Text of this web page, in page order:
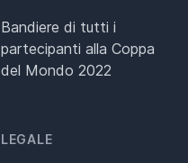
Bandiere di tutti i
partecipanti alla Coppa
del Mondo 2022
LEGALE